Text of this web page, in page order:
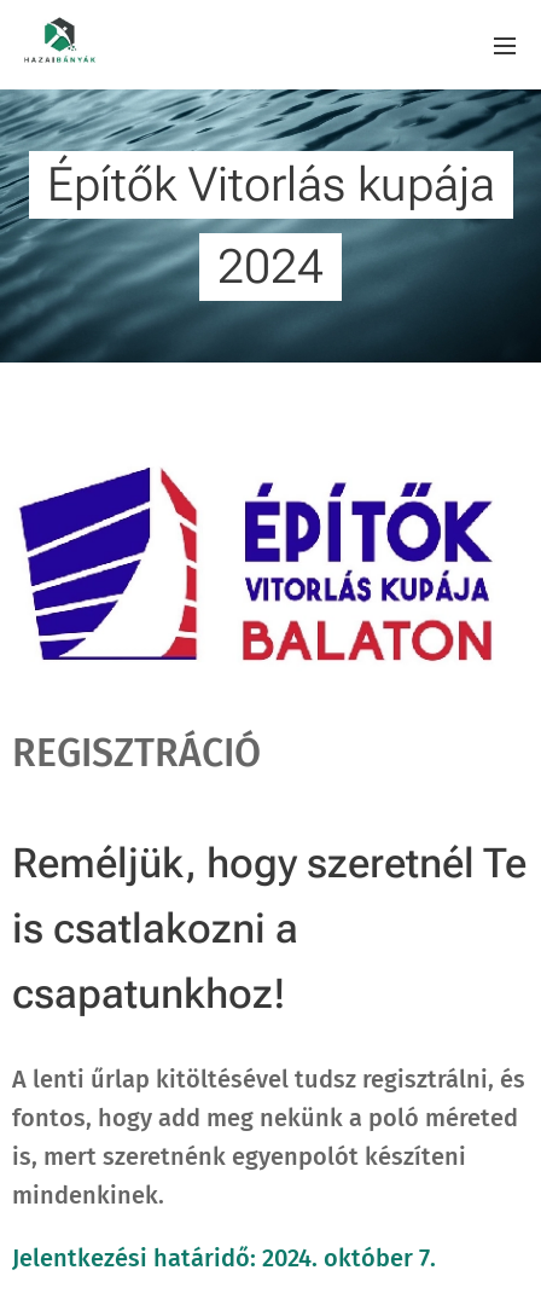
Építők Vitorlás kupája
2024
REGISZTRÁCIÓ
Reméljük, hogy szeretnél Te
is csatlakozni a
csapatunkhoz!
A lenti űrlap kitöltésével tudsz regisztrálni, és
fontos, hogy add meg nekünk a poló méreted
is, mert szeretnénk egyenpolót készíteni
mindenkinek.
Jelentkezési határidő: 2024. október 7.